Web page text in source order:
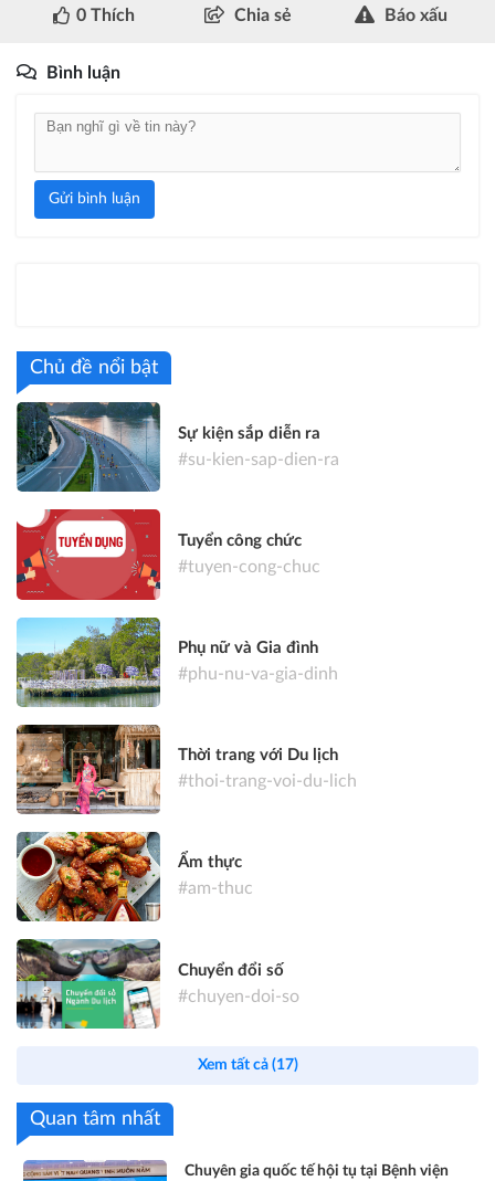
0 Thích Chia sẻ Báo xấu
Bình luận
Gửi bình luận
Chủ đề nổi bật
Sự kiện sắp diễn ra
#su-kien-sap-dien-ra
Tuyển công chức
#tuyen-cong-chuc
Phụ nữ và Gia đình
#phu-nu-va-gia-dinh
Thời trang với Du lịch
#thoi-trang-voi-du-lich
Ẩm thực
#am-thuc
Chuyển đổi số
#chuyen-doi-so
Xem tất cả (17)
Quan tâm nhất
Chuyên gia quốc tế hội tụ tại Bệnh viện